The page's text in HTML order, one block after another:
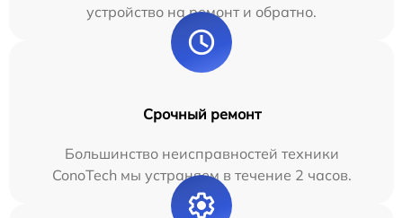
устройство на ремонт и обратно.
Срочный ремонт
Большинство неисправностей техники
ConoTech мы устраняем в течение 2 часов.